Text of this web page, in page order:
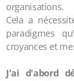
organisations.
Cela a
paradigmes
croyances et
J'ai d'abord